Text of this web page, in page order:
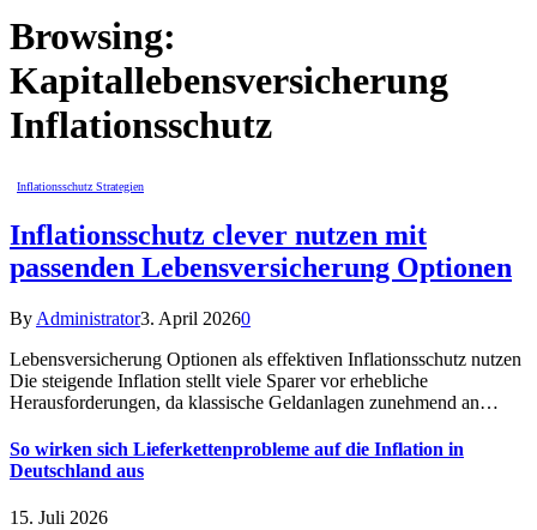
Browsing:
Kapitallebensversicherung
Inflationsschutz
Inflationsschutz Strategien
Inflationsschutz clever nutzen mit
passenden Lebensversicherung Optionen
By Administrator3. April 20260
Lebensversicherung Optionen als effektiven Inflationsschutz nutzen
Die steigende Inflation stellt viele Sparer vor erhebliche
Herausforderungen, da klassische Geldanlagen zunehmend an…
So wirken sich Lieferkettenprobleme auf die Inflation in
Deutschland aus
15. Juli 2026